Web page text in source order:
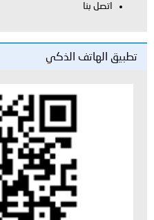
اتصل بنا
تطبيق الهاتف الذكي